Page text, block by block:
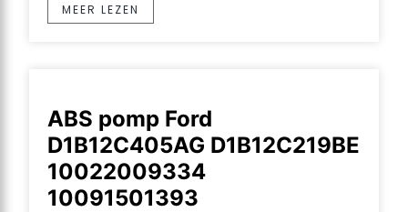
MEER LEZEN
ABS pomp Ford
D1B12C405AG D1B12C219BE
10022009334
10091501393